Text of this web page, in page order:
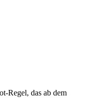
Regel, das ab dem